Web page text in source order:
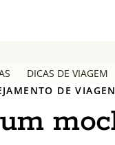
DICAS DE VIAGEM
DE